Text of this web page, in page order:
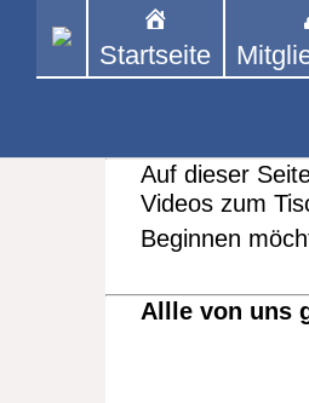
ist der
Tischtennis –
Startseite
Auf dieser
Videos zum
Beginnen
Allle von uns